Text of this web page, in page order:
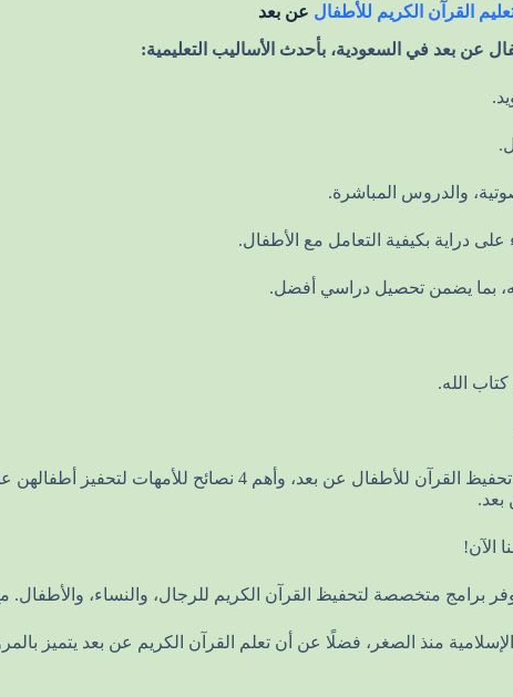
القرآن الكريم للأطفال عن بعد
عن بعد في السعودية، بأحدث الأساليب التعليمية:
والدروس المباشرة.
دراية بكيفية التعامل مع الأطفال.
بما يضمن تحصيل دراسي أفضل.
الله.
مميزات تحفيظ القرآن للأطفال عن بعد، وأفضل استراتيجيات
بعد.
الآن!
نوفر برامج متخصصة لتحفيظ القرآن الكريم للرجال، والنساء،
منذ الصغر، فضلًا عن أن تعلم القرآن الكريم عن بعد يتميز